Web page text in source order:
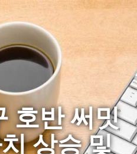
호반 써밋
상승 및